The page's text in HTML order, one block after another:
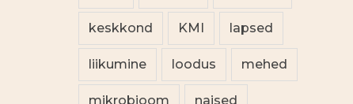
keskkond KMI lapsed
liikumine loodus mehed
mikrobioom naised